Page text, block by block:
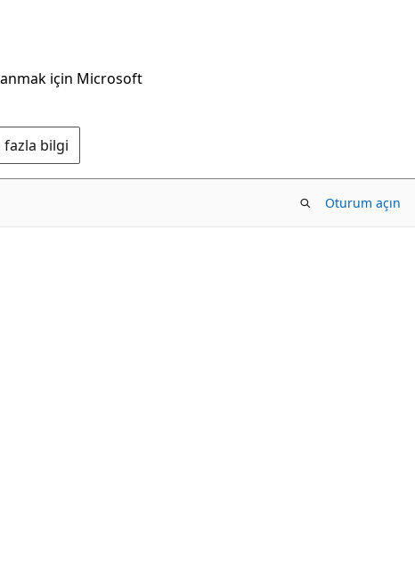
için Microsoft
fazla bilgi
Oturum açın